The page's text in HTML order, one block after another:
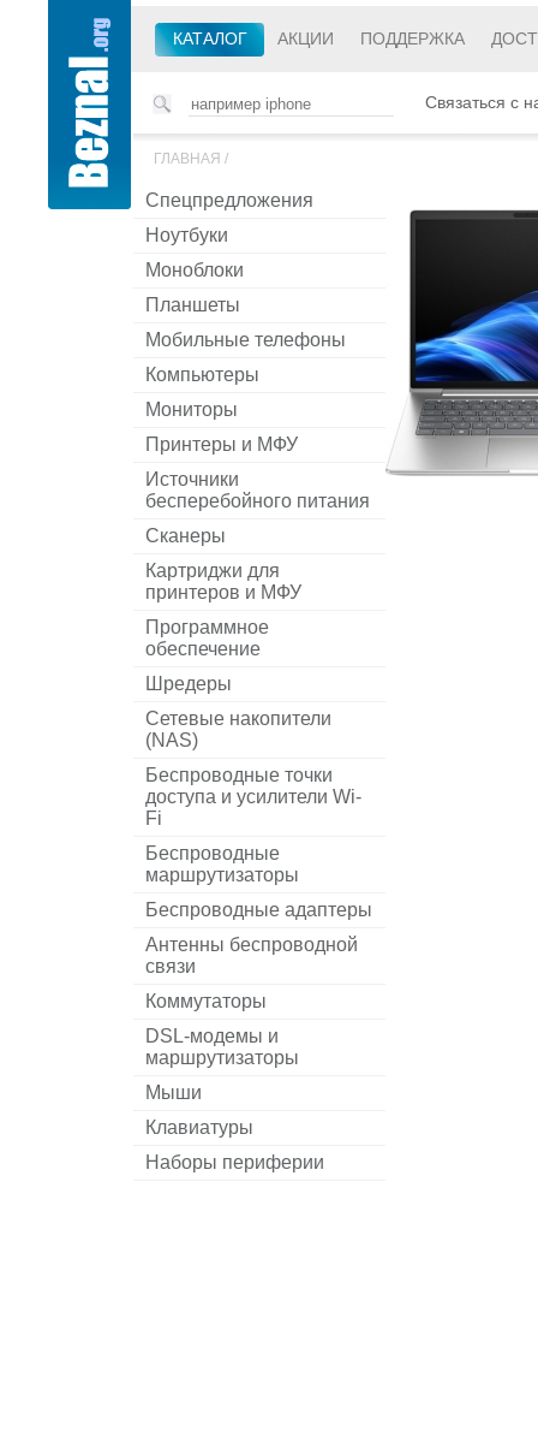
КАТАЛОГ АКЦИИ ПОДДЕРЖКА
Связаться с
ГЛАВНАЯ /
Спецпредложения
Ноутбуки
Моноблоки
Планшеты
Мобильные телефоны
Компьютеры
Мониторы
Принтеры и МФУ
Источники
бесперебойного питания
Сканеры
Картриджи для
принтеров и МФУ
Программное
обеспечение
Шредеры
Сетевые накопители
(NAS)
Беспроводные точки
доступа и усилители Wi-
Fi
Беспроводные
маршрутизаторы
Беспроводные адаптеры
Антенны беспроводной
связи
Коммутаторы
DSL-модемы и
маршрутизаторы
Мыши
Клавиатуры
Наборы периферии